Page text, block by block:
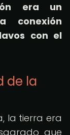
era un
conexión
con el
de la
la tierra era
que